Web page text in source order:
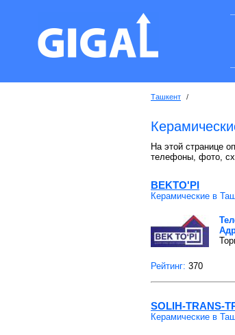
Ташкент /
На этой странице
телефоны, фото,
BEKTO'PI
Керамические в
Рейтинг: 370
SOLIH-TRANS-
Керамические в